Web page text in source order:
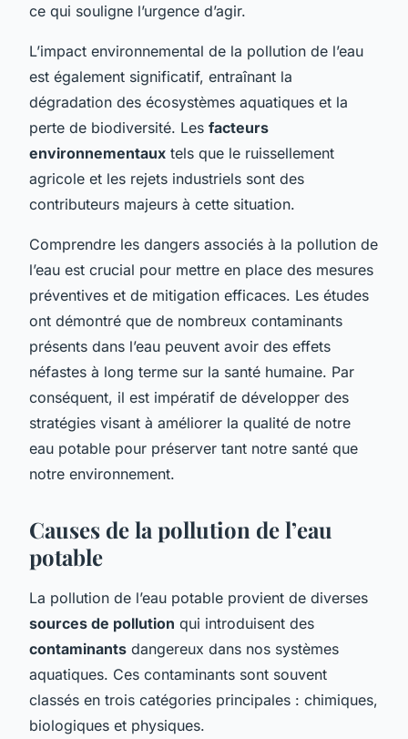
ce qui souligne l’urgence d’agir.
L’impact environnemental de la pollution de l’eau
est également significatif, entraînant la
dégradation des écosystèmes aquatiques et la
perte de biodiversité. Les facteurs
environnementaux tels que le ruissellement
agricole et les rejets industriels sont des
contributeurs majeurs à cette situation.
Comprendre les dangers associés à la pollution de
l’eau est crucial pour mettre en place des mesures
préventives et de mitigation efficaces. Les études
ont démontré que de nombreux contaminants
présents dans l’eau peuvent avoir des effets
néfastes à long terme sur la santé humaine. Par
conséquent, il est impératif de développer des
stratégies visant à améliorer la qualité de notre
eau potable pour préserver tant notre santé que
notre environnement.
Causes de la pollution de l’eau
potable
La pollution de l’eau potable provient de diverses
sources de pollution qui introduisent des
contaminants dangereux dans nos systèmes
aquatiques. Ces contaminants sont souvent
classés en trois catégories principales : chimiques,
biologiques et physiques.